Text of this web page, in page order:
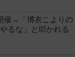
催→「博衣こよりの
るな」と叩かれる